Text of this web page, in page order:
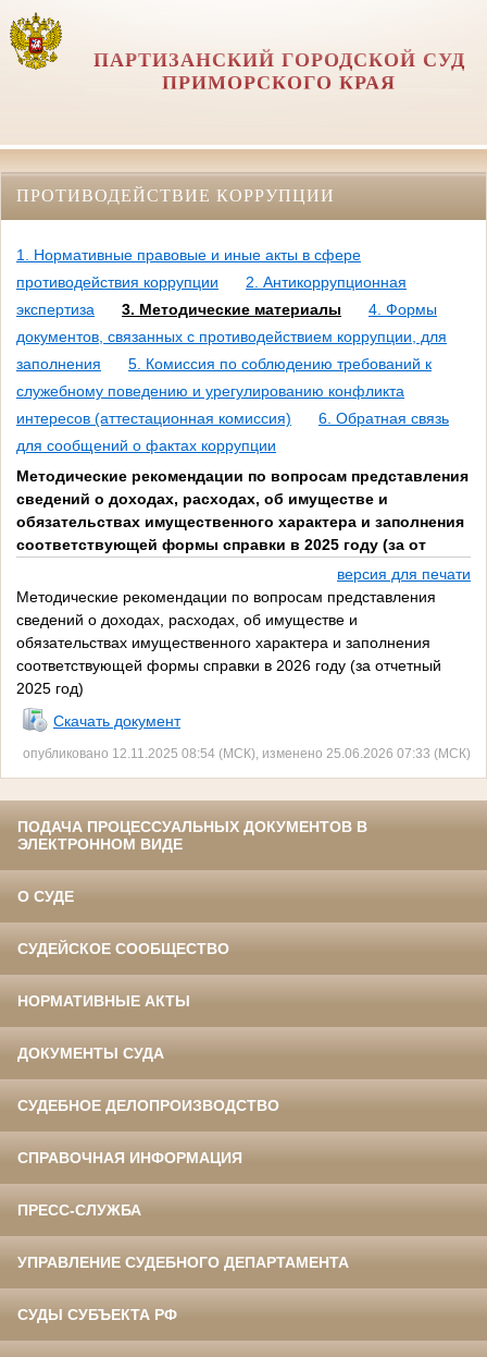
ПАРТИЗАНСКИЙ ГОРОДСКОЙ СУД
ПРИМОРСКОГО КРАЯ
ПРОТИВОДЕЙСТВИЕ КОРРУПЦИИ
1. Нормативные правовые и иные акты в сфере
противодействия коррупции
2. Антикоррупционная
экспертиза
3. Методические материалы
4. Формы
документов, связанных с противодействием коррупции, для
заполнения
5. Комиссия по соблюдению требований к
служебному поведению и урегулированию конфликта
интересов (аттестационная комиссия)
6. Обратная связь
для сообщений о фактах коррупции
Методические рекомендации по вопросам представления
сведений о доходах, расходах, об имуществе и
обязательствах имущественного характера и заполнения
соответствующей формы справки в 2025 году (за от
версия для печати
Методические рекомендации по вопросам представления
сведений о доходах, расходах, об имуществе и
обязательствах имущественного характера и заполнения
соответствующей формы справки в 2026 году (за отчетный
2025 год)
Скачать документ
опубликовано 12.11.2025 08:54 (МСК), изменено 25.06.2026 07:33 (МСК)
ПОДАЧА ПРОЦЕССУАЛЬНЫХ ДОКУМЕНТОВ В
ЭЛЕКТРОННОМ ВИДЕ
О СУДЕ
СУДЕЙСКОЕ СООБЩЕСТВО
НОРМАТИВНЫЕ АКТЫ
ДОКУМЕНТЫ СУДА
СУДЕБНОЕ ДЕЛОПРОИЗВОДСТВО
СПРАВОЧНАЯ ИНФОРМАЦИЯ
ПРЕСС-СЛУЖБА
УПРАВЛЕНИЕ СУДЕБНОГО ДЕПАРТАМЕНТА
СУДЫ СУБЪЕКТА РФ